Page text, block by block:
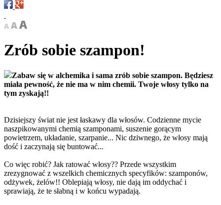
Zrób sobie szampon!
Zabaw się w alchemika i sama zrób sobie szampon. Będziesz
miała pewność, że nie ma w nim chemii. Twoje włosy tylko na
tym zyskają!!
Dzisiejszy świat nie jest łaskawy dla włosów. Codzienne mycie
naszpikowanymi chemią szamponami, suszenie gorącym
powietrzem, układanie, szarpanie... Nic dziwnego, że włosy mają
dość i zaczynają się buntować...
Co więc robić? Jak ratować włosy?? Przede wszystkim
zrezygnować z wszelkich chemicznych specyfików: szamponów,
odżywek, żelów!! Oblepiają włosy, nie dają im oddychać i
sprawiają, że te słabną i w końcu wypadają.